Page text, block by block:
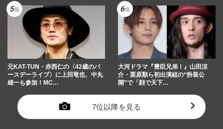
元KAT-TUN・赤西仁の〈42歳のバ
ースデーライブ〉に上田竜也、中丸
雄一も参加！MC…
大河ドラマ『豊臣兄弟！』山田涼
介・栗原類ら初出演組の“扮装公
開”で「顔で天下…
7位以降を見る